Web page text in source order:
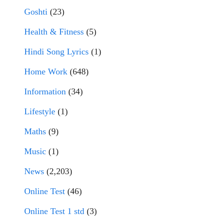
Goshti (23)
Health & Fitness (5)
Hindi Song Lyrics (1)
Home Work (648)
Information (34)
Lifestyle (1)
Maths (9)
Music (1)
News (2,203)
Online Test (46)
Online Test 1 std (3)